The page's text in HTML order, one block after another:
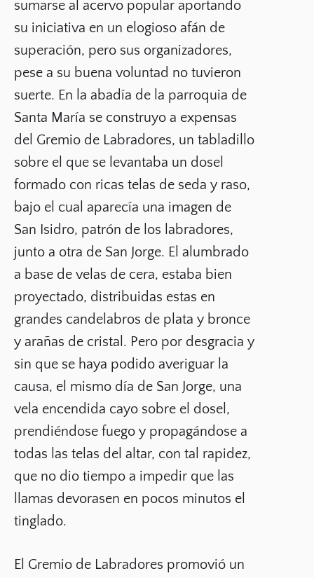
sumarse al acervo popular aportando
su iniciativa en un elogioso afán de
superación, pero sus organizadores,
pese a su buena voluntad no tuvieron
suerte. En la abadía de la parroquia de
Santa María se construyo a expensas
del Gremio de Labradores, un tabladillo
sobre el que se levantaba un dosel
formado con ricas telas de seda y raso,
bajo el cual aparecía una imagen de
San Isidro, patrón de los labradores,
junto a otra de San Jorge. El alumbrado
a base de velas de cera, estaba bien
proyectado, distribuidas estas en
grandes candelabros de plata y bronce
y arañas de cristal. Pero por desgracia y
sin que se haya podido averiguar la
causa, el mismo día de San Jorge, una
vela encendida cayo sobre el dosel,
prendiéndose fuego y propagándose a
todas las telas del altar, con tal rapidez,
que no dio tiempo a impedir que las
llamas devorasen en pocos minutos el
tinglado.
El Gremio de Labradores promovió un